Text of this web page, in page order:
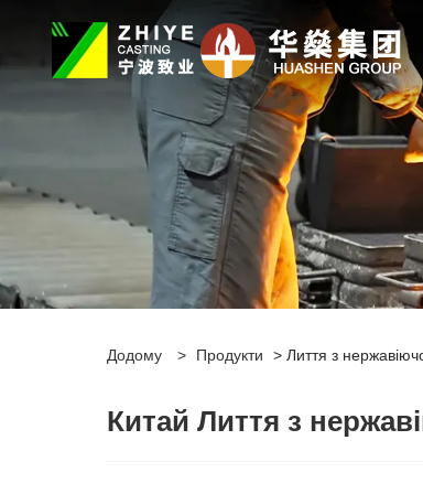
Додому > Продукти > Лиття з
Китай Лиття з